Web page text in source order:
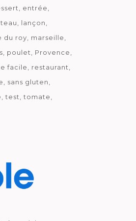
entrée
lançon
du roy
marseille
poulet
Provence
facile
restaurant
sans gluten
test
tomate